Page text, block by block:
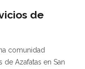
de
comunidad
Azafatas en San